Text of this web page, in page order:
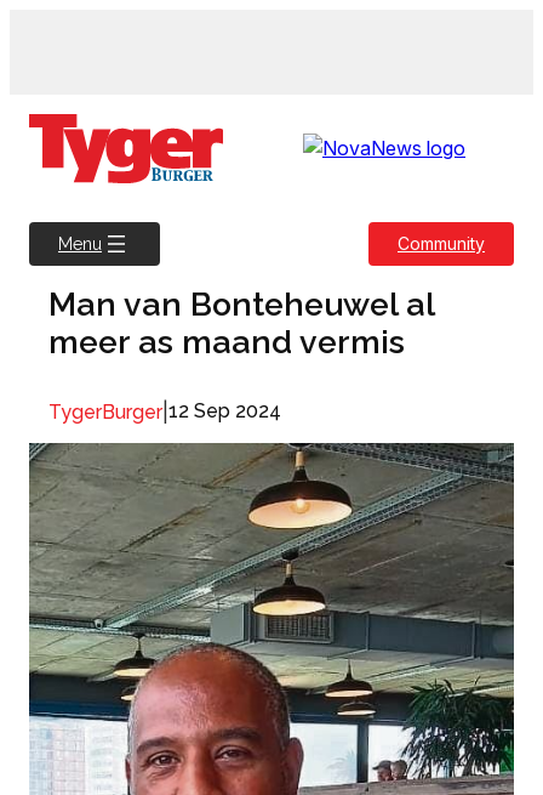
Menu Community
Man van Bonteheuwel al
meer as maand vermis
TygerBurger| 12 Sep 2024